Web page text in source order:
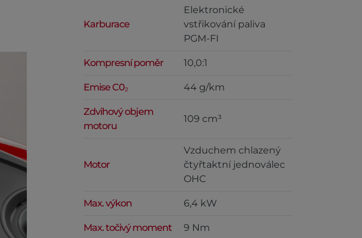
Karburace
Elektronické
vstřikování paliva
PGM-FI
Kompresní poměr 10,0:1
Emise C0₂ 44 g/km
Zdvihový objem
motoru
109 cm³
Motor
Vzduchem chlazený
čtyřtaktní jednoválec
OHC
Max. výkon 6,4 kW
Max. točivý moment 9 Nm